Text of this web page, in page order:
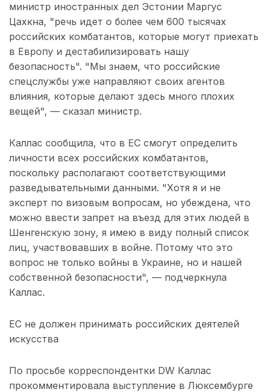
министр иностранных дел Эстонии Маргус
Цахкна, "речь идет о более чем 600 тысячах
российских комбатантов, которые могут приехать
в Европу и дестабилизировать нашу
безопасность". "Мы знаем, что российские
спецслужбы уже направляют своих агентов
влияния, которые делают здесь много плохих
вещей", — сказал министр.
Каллас сообщила, что в ЕС смогут определить
личности всех российских комбатантов,
поскольку располагают соответствующими
разведывательными данными. "Хотя я и не
эксперт по визовым вопросам, но убеждена, что
можно ввести запрет на въезд для этих людей в
Шенгенскую зону, я имею в виду полный список
лиц, участвовавших в войне. Потому что это
вопрос не только войны в Украине, но и нашей
собственной безопасности", — подчеркнула
Каллас.
ЕС не должен принимать российских деятелей
искусства
По просьбе корреспондентки DW Каллас
прокомментировала выступление в Люксембурге